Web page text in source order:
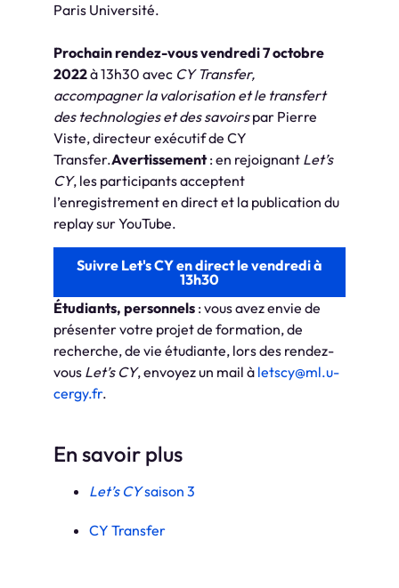
Paris Université.
Prochain rendez-vous vendredi 7 octobre
2022à 13h30 avec CY Transfer,
accompagner la valorisation et le transfert
des technologies et des savoirspar Pierre
Viste, directeur exécutif de CY
Transfer.Avertissement: en rejoignant Let’s
CY, les participants acceptent
l’enregistrement en direct et la publication du
replay sur YouTube.
Suivre Let's CY en direct le vendredi à
13h30
Étudiants, personnels : vous avez envie de
présenter votre projet de formation, de
recherche, de vie étudiante, lors des rendez-
vous Let’s CY, envoyez un mail à letscy@ml.u-
cergy.fr.
En savoir plus
Let’s CYsaison 3
CY Transfer